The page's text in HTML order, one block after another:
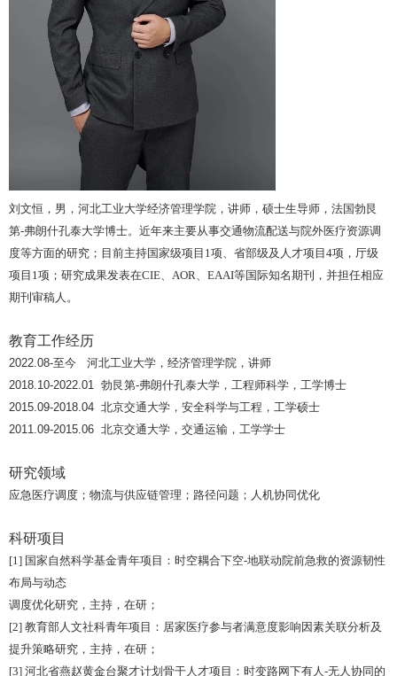
刘文恒，男，河北工业大学经济管理学院，讲师，硕士生导师，法国勃艮
第-弗朗什孔泰大学博士。近年来主要从事交通物流配送与院外医疗资源调
度等方面的研究；目前主持国家级项目 1项、省部级及人才项目 4项，厅级
项目 1项；研究成果发表在CIE、 AOR、 EAAI等国际知名期刊，并担任相应
期刊审稿人。
教育工作经历
2022.08-至今
河北工业大学，经济管理学院，讲师
2018.10-2022.01 勃艮第-弗朗什孔泰大学，工程师科学，工学博士
2015.09-2018.04 北京交通大学，安全科学与工程，工学硕士
2011.09-2015.06 北京交通大学，交通运输，工学学士
研究领域
应急医疗调度；物流与供应链管理；路径问题； 人机协同优化
科研项目
[1] 国家自然科学基金青年项目：时空耦合下空-地联动院前急救的资源韧性
布局与动态
调度优化研究，主持，在研；
[2] 教育部人文社科青年项目：居家医疗参与者满意度影响因素关联分析及
提升策略研究，主持，在研；
[3] 河北省燕赵黄金台聚才计划骨干人才项目：时变路网下有人-无人协同的